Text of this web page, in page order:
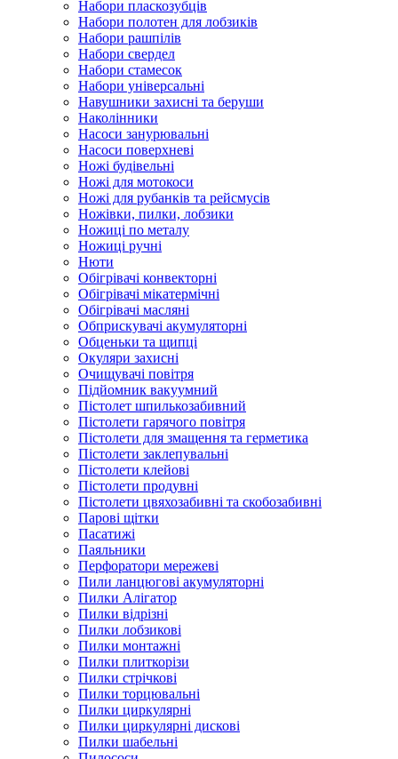
Набори пласкозубців
Набори полотен для лобзиків
Набори рашпілів
Набори свердел
Набори стамесок
Набори універсальні
Навушники захисні та беруши
Наколінники
Насоси занурювальні
Насоси поверхневі
Ножі будівельні
Ножі для мотокоси
Ножі для рубанків та рейсмусів
Ножівки, пилки, лобзики
Ножиці по металу
Ножиці ручні
Нюти
Обігрівачі конвекторні
Обігрівачі мікатермічні
Обігрівачі масляні
Обприскувачі акумуляторні
Обценьки та щипці
Окуляри захисні
Очищувачі повітря
Підйомник вакуумний
Пістолет шпилькозабивний
Пістолети гарячого повітря
Пістолети для змащення та герметика
Пістолети заклепувальні
Пістолети клейові
Пістолети продувні
Пістолети цвяхозабивні та скобозабивні
Парові щітки
Пасатижі
Паяльники
Перфоратори мережеві
Пили ланцюгові акумуляторні
Пилки Алігатор
Пилки відрізні
Пилки лобзикові
Пилки монтажні
Пилки плиткорізи
Пилки стрічкові
Пилки торцювальні
Пилки циркулярні
Пилки циркулярні дискові
Пилки шабельні